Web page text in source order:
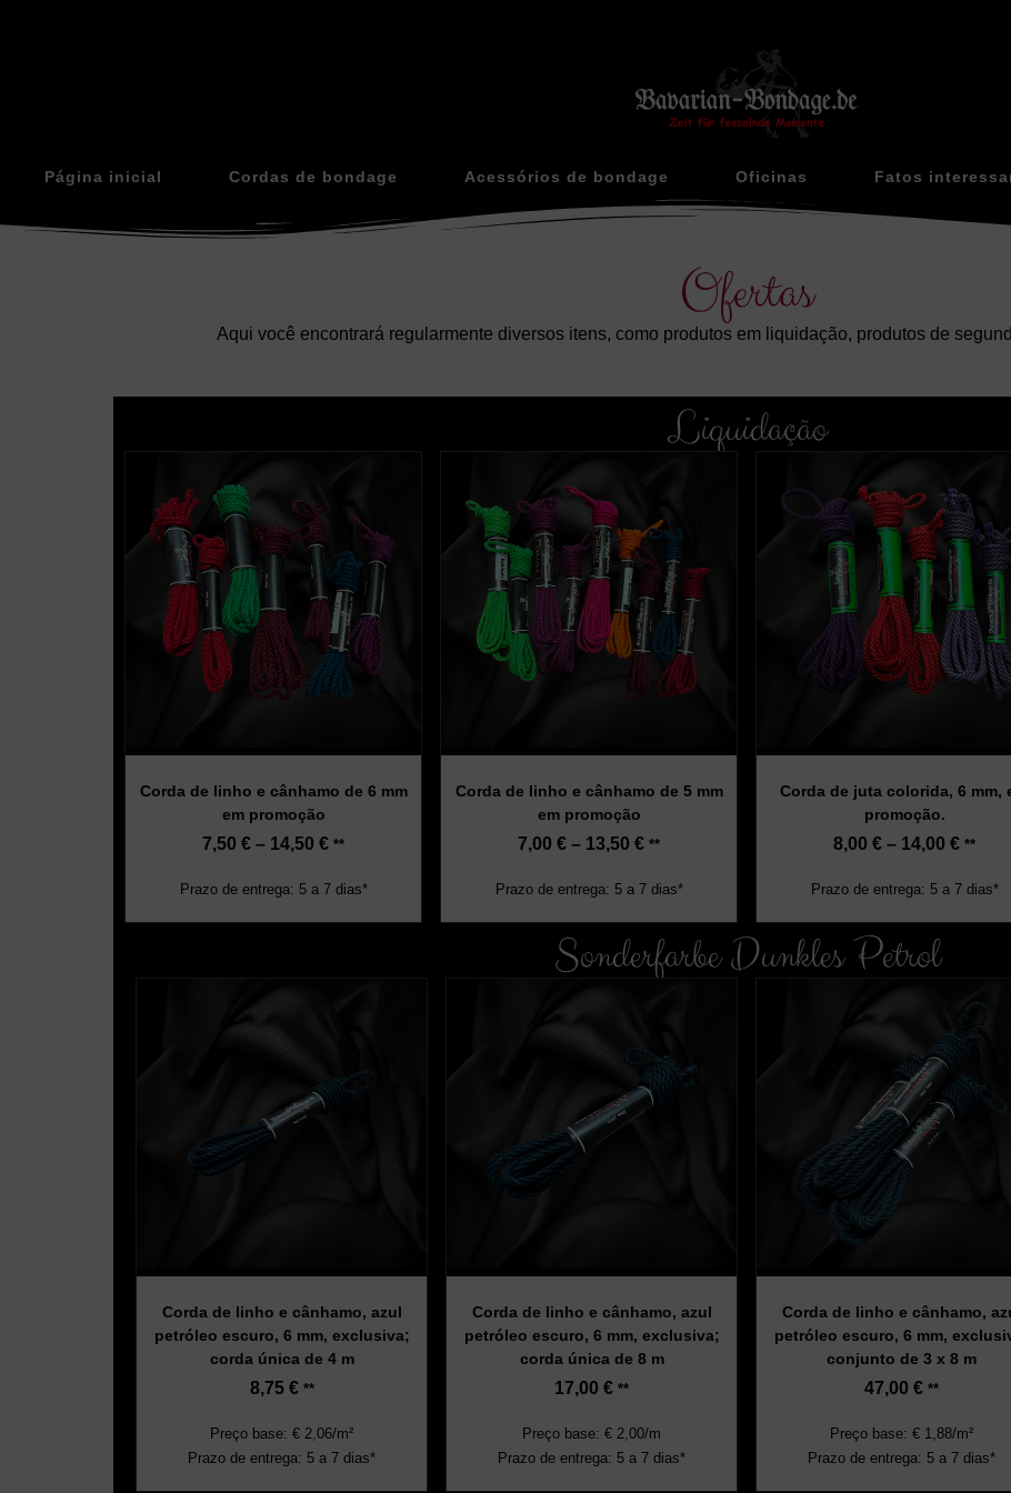
Página inicial Cordas de bondage Acessórios de bondage Oficinas Fatos
Ofertas
Aqui você encontrará regularmente diversos itens, como produtos em liquidação, produtos de
Liquidação
Corda de linho e cânhamo de 6 mm
em promoção
7,50 € – 14,50 € **
Prazo de entrega: 5 a 7 dias*
Corda de linho e cânhamo de 5 mm
em promoção
7,00 € – 13,50 € **
Prazo de entrega: 5 a 7 dias*
Corda de juta colorida, 6 mm,
promoção.
8,00 € – 14,00 € **
Prazo de entrega: 5 a 7 dias*
Sonderfarbe Dunkles Petrol
Corda de linho e cânhamo, azul
petróleo escuro, 6 mm, exclusiva;
corda única de 4 m
8,75 € **
Preço base: € 2,06/m²
Prazo de entrega: 5 a 7 dias*
Corda de linho e cânhamo, azul
petróleo escuro, 6 mm, exclusiva;
corda única de 8 m
17,00 € **
Preço base: € 2,00/m
Prazo de entrega: 5 a 7 dias*
Corda de linho e cânhamo,
petróleo escuro, 6 mm,
conjunto de 3 x 8 m
47,00 € **
Preço base: € 1,88/m²
Prazo de entrega: 5 a 7 dias*